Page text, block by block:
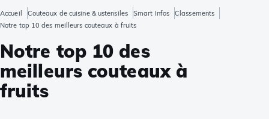
Accueil Couteaux de cuisine & ustensiles Smart Infos
Classements
Notre top 10 des meilleurs couteaux à fruits
Notre top 10 des
meilleurs couteaux à
fruits